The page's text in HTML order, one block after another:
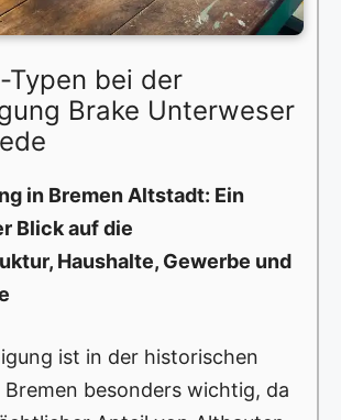
Typen bei der
Brake Unterweser
in Bremen Altstadt: Ein
Blick auf die
Haushalte, Gewerbe und
ist in der historischen
besonders wichtig, da